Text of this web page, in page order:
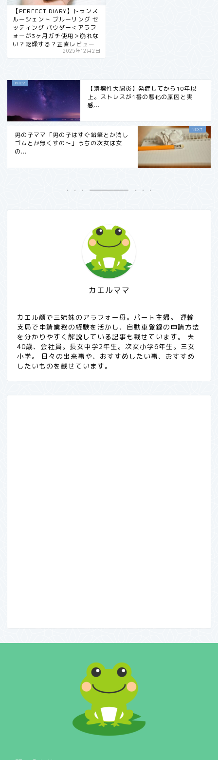
【PERFECT DIARY】トランス
ルーシェント ブルーリング セ
ッティング パウダー＜アラフ
ォーが3ヶ月ガチ使用＞崩れな
い？乾燥する？正直レビュー
2025年12月2日
【潰瘍性大腸炎】発症してから10年以
上。ストレスが1番の悪化の原因と実
感...
男の子ママ「男の子はすぐ鉛筆とか消し
ゴムとか無くすの～」うちの次女は女
の...
カエルママ
カエル顔で三姉妹のアラフォー母。パート主婦。 運輸
支局で申請業務の経験を活かし、自動車登録の申請方法
を分かりやすく解説している記事も載せています。 夫
40歳、会社員。長女中学2年生。次女小学6年生。三女
小学。 日々の出来事や、おすすめしたい事、おすすめ
したいものを載せています。